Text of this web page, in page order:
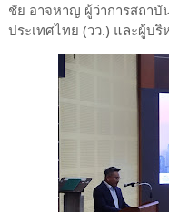
ชัย อาจหาญ ผู้ว่าการสถาบั
ประเทศไทย (วว.) และผู้บริ